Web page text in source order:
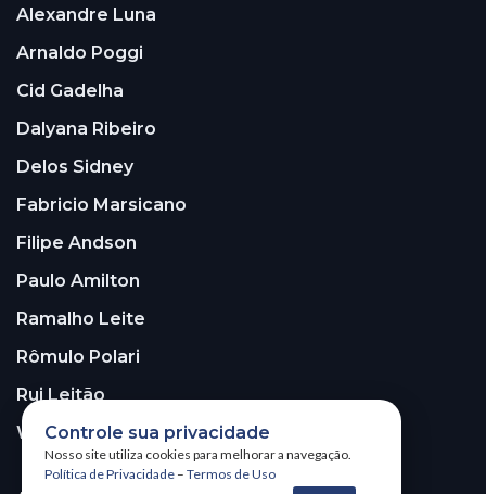
Alexandre Luna
Arnaldo Poggi
Cid Gadelha
Dalyana Ribeiro
Delos Sidney
Fabricio Marsicano
Filipe Andson
Paulo Amilton
Ramalho Leite
Rômulo Polari
Rui Leitão
Walter Santos
Controle sua privacidade
Nosso site utiliza cookies para melhorar a navegação.
Política de Privacidade – Termos de Uso